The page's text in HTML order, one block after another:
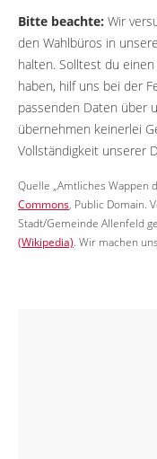
Bitte beachte: Wir
den Wahlbüros in
halten. Solltest du
haben, hilf uns bei der
passenden Daten über
übernehmen keinerlei
Vollständigkeit unserer
Quelle „Amtliches Wappen
Commons, Public Domain.
Stadt/Gemeinde Allenfeld
(Wikipedia). Wir machen